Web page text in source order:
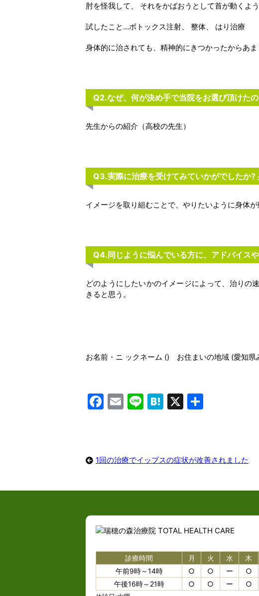
肘を怪我して、 それをかばおうとして首が動くよ
試したこと…ボトックス注射、 整体、 はり治療
身体的に治されても、精神的にきつかったからあま
Q2.なぜ、何が決め手で当院をお選び頂けた
先生からの紹介（高校の先生）
Q3.実際に治療を受けてみていかがでしたか
イメージを取り組むことで、やりたいように身体
Q4.同じように悩んでいる方に、アドバイス
どのようにしたいかのイメージによって、治りの
きると思う。
お名前・ニ ックネーム () お住まいの地域 (愛知県
Facebook
Email
LineHatena
X
1回の治療でイップスの症状が改善されました
診療時間 月 火 水 木
午前9時～14時
○ ○ ー ○
午後16時～21時
○ ○ ー ○